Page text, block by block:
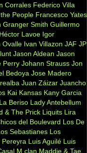
Corrales Federico Villa
People Francesco Yates
Granger Smith Guillermo
Héctor Lavoe Igor
Ovalle Ivan Villazon JAF JP
Jason Aldean Jason
Perry Johann Strauss Jon
Bedoya Jose Madero
Juan Záizar Juancho
Kai Kansas Kany Garcia
La Beriso Lady Antebellum
& The Prick Liquits Lira
del Boulevard Los De
Sebastianes Los
Pereyra Luis Aguilé Luis
M clan Maddie & Tae